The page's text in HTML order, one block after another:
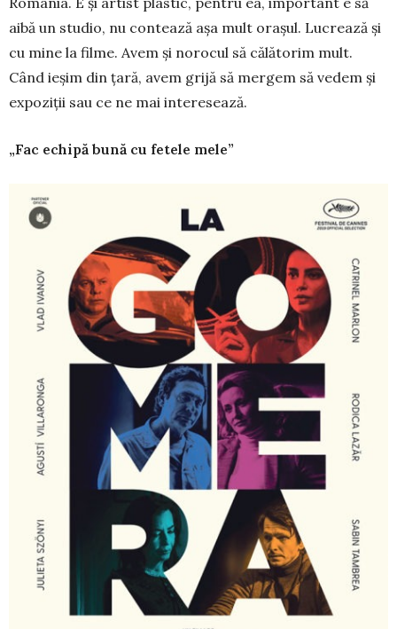
ai­bă un studio, nu contează așa mult orașul. Lucrează și
cu mine la filme. Avem și norocul să călătorim mult.
Când ieșim din țară, avem grijă să mergem să vedem și
expoziții sau ce ne mai interesează.
„Fac echipă bună cu fetele mele”